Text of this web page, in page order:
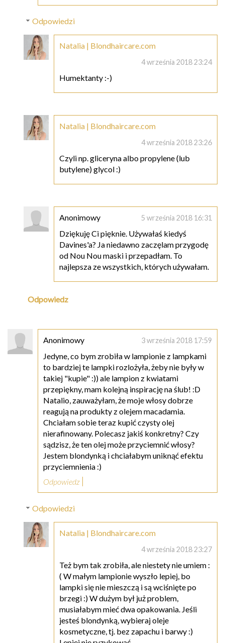
Odpowiedzi
Natalia | Blondhaircare.com
4 września 2018 23:24
Humektanty :-)
Natalia | Blondhaircare.com
4 września 2018 23:26
Czyli np. gliceryna albo propylene (lub
butylene) glycol :)
Anonimowy 5 września 2018 16:31
Dziękuję Ci pięknie. Używałaś kiedyś
Davines'a? Ja niedawno zaczęlam przygodę
od Nou Nou maski i przepadłam. To
najlepsza ze wszystkich, których używałam.
Odpowiedz
Anonimowy 3 września 2018 17:59
Jedyne, co bym zrobiła w lampionie z lampkami
to bardziej te lampki rozlożyła, żeby nie były w
takiej "kupie" :)) ale lampion z kwiatami
przepiękny, mam kolejną inspirację na ślub! :D
Natalio, zauważyłam, że moje włosy dobrze
reagują na produkty z olejem macadamia.
Chciałam sobie teraz kupić czysty olej
nierafinowany. Polecasz jakiś konkretny? Czy
sądzisz, że ten olej może przyciemnić włosy?
Jestem blondynką i chciałabym uniknąć efektu
przyciemnienia :)
Odpowiedz
Odpowiedzi
Natalia | Blondhaircare.com
4 września 2018 23:27
Też bym tak zrobiła, ale niestety nie umiem :
( W małym lampionie wyszło lepiej, bo
lampki się nie mieszczą i są wciśnięte po
brzegi :) W dużym był już problem,
musiałabym mieć dwa opakowania. Jeśli
jesteś blondynką, wybieraj oleje
kosmetyczne, tj. bez zapachu i barwy :)